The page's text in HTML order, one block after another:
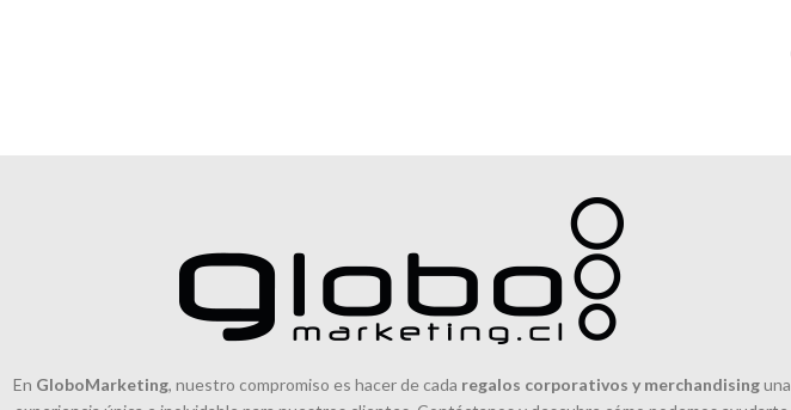
En GloboMarketing, nuestro compromiso es hacer de cada regalos corporativos y merchandisinguna